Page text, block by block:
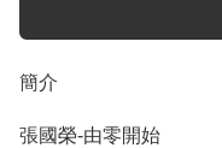
簡介
張國榮-由零開始